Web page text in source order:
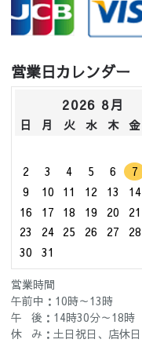
営業日カレンダー
2026 8月
日 月 火 水 木 金
2
3 4 5 6 7
9
10 11 12 13 14
16
17 18 19 20 21
23
24 25 26 27 28
30
31
営業時間
午前中：10時～13時
午 後：14時30分～18時
休 み：土日祝日、店休日